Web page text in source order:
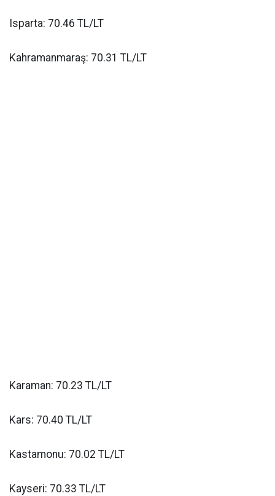
Isparta: 70.46 TL/LT
Kahramanmaraş: 70.31 TL/LT
Karaman: 70.23 TL/LT
Kars: 70.40 TL/LT
Kastamonu: 70.02 TL/LT
Kayseri: 70.33 TL/LT